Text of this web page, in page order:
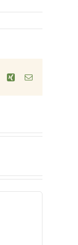
WhatsApp
Xing E-